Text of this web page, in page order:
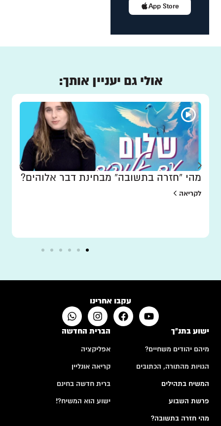
App Store
אולי גם יעניין אותך:
מהי “חזרה בתשובה” מבחינת דבר אלוהים?
לקריאה
עקבו אחרינו
ישוע בתנ"ך
מיהם יהודים משחיים?
הגויות מהתורה, הכתובים
המשיח בתהילים
פרשת השבוע
מהי חזרה בתשובה?
הברית החדשה
אפליקציה
קריאה אונליין
ברית חדשה בחינם
ישוע הוא המשיח?!